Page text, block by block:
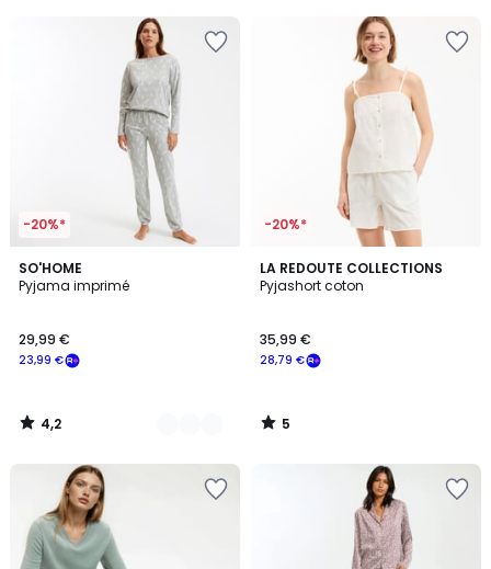
-20%*
SO'HOME
Pyjama imprimé
23,99 €
29,99 €
4,2
/ 5
2
Couleurs
4,2
/
-20%*
LA REDOUTE COLLECTIONS
Pyjashort coton
28,79 €
35,99 €
5
/
5
/